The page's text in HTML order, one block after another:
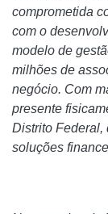
comprometida
com o
modelo de
milhões de
negócio. Com
presente
Distrito Federal,
soluções